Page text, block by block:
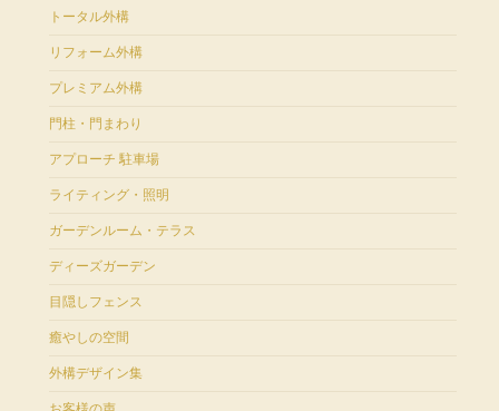
トータル外構
リフォーム外構
プレミアム外構
門柱・門まわり
アプローチ 駐車場
ライティング・照明
ガーデンルーム・テラス
ディーズガーデン
目隠しフェンス
癒やしの空間
外構デザイン集